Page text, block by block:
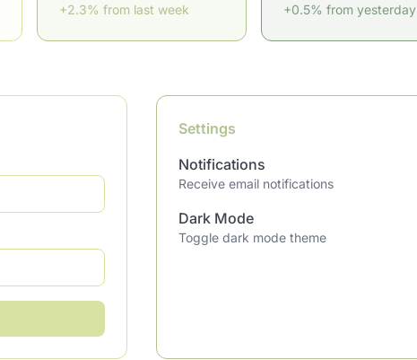
+2.3% from last week +0.5% from yesterday
Settings
Notifications
Receive email notifications
Dark Mode
Toggle dark mode theme